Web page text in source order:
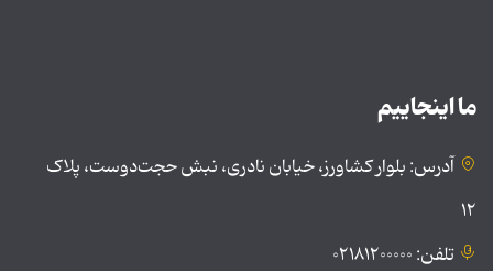
ما اینجاییم
آدرس: بلوار کشاورز، خیابان نادری، نبش حجت‌دوست، پلاک
۱۲
تلفن: ۰۲۱۸۱۲۰۰۰۰۰